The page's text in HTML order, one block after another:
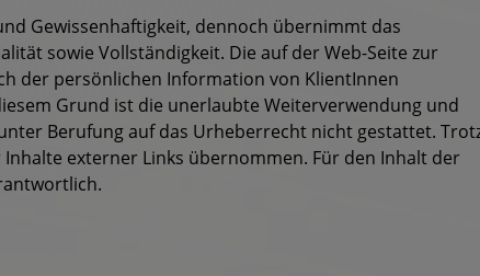
Gewissenhaftigkeit, dennoch übernimmt das
sowie Vollständigkeit. Die auf der Web-Seite zur
der persönlichen Information von KlientInnen
Grund ist die unerlaubte Weiterverwendung und
Berufung auf das Urheberrecht nicht gestattet.
externer Links übernommen. Für den Inhalt der